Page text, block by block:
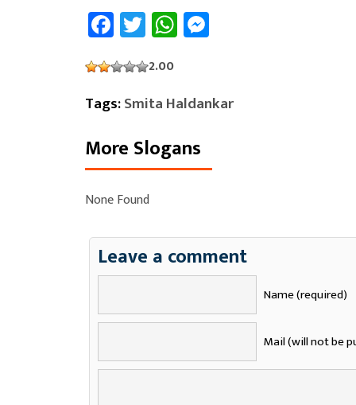
Facebook
TwitterWhatsApp
2.00
Tags:Smita Haldankar
More Slogans
None Found
Leave a comment
Name (required)
Mail (will not be